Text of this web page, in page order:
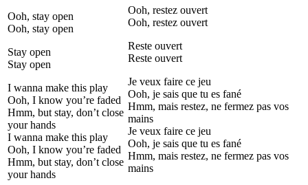
Ooh, stay open
Ooh, stay open
Stay open
Stay open
I wanna make this play
Ooh, I know you’re faded
Hmm, but stay, don’t close
your hands
I wanna make this play
Ooh, I know you’re faded
Hmm, but stay, don’t close
your hands
Ooh, restez ouvert
Ooh, restez ouvert
Reste ouvert
Reste ouvert
Je veux faire ce jeu
Ooh, je sais que tu es fané
Hmm, mais restez, ne fermez pas vos
mains
Je veux faire ce jeu
Ooh, je sais que tu es fané
Hmm, mais restez, ne fermez pas vos
mains